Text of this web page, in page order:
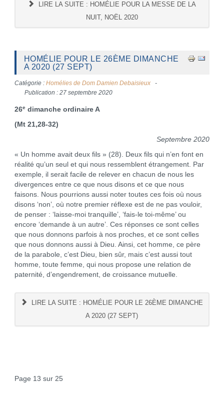
LIRE LA SUITE : HOMÉLIE POUR LA MESSE DE LA
NUIT, NOËL 2020
HOMÉLIE POUR LE 26ÈME DIMANCHE
A 2020 (27 SEPT)
Catégorie : Homélies de Dom Damien Debaisieux
Publication : 27 septembre 2020
26edimanche ordinaire A
(Mt 21,28-32)
Septembre 2020
« Un homme avait deux fils » (28). Deux fils qui n’en font en
réalité qu’un seul et qui nous ressemblent étrangement. Par
exemple, il serait facile de relever en chacun de nous les
divergences entre ce que nous disons et ce que nous
faisons. Nous pourrions aussi noter toutes ces fois où nous
disons ‘non’, où notre premier réflexe est de ne pas vouloir,
de penser : ‘laisse-moi tranquille’, ‘fais-le toi-même’ ou
encore ‘demande à un autre’. Ces réponses ce sont celles
que nous donnons parfois à nos proches, et ce sont celles
que nous donnons aussi à Dieu. Ainsi, cet homme, ce père
de la parabole, c’est Dieu, bien sûr, mais c’est aussi tout
homme, toute femme, qui nous propose une relation de
paternité, d’engendrement, de croissance mutuelle.
LIRE LA SUITE : HOMÉLIE POUR LE 26ÈME DIMANCHE
A 2020 (27 SEPT)
Page 13 sur 25